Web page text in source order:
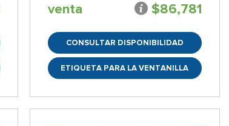
venta
$86,781
CONSULTAR DISPONIBILIDAD
ETIQUETA PARA LA VENTANILLA